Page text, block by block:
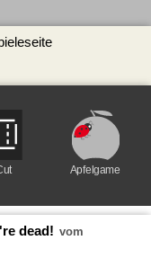
Apfelgame
dead! vom